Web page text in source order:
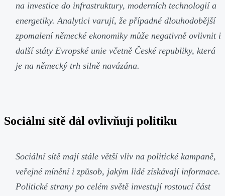
na investice do infrastruktury, moderních technologií a
energetiky. Analytici varují, že případné dlouhodobější
zpomalení německé ekonomiky může negativně ovlivnit i
další státy Evropské unie včetně České republiky, která
je na německý trh silně navázána.
Sociální sítě dál ovlivňují politiku
Sociální sítě mají stále větší vliv na politické kampaně,
veřejné mínění i způsob, jakým lidé získávají informace.
Politické strany po celém světě investují rostoucí část